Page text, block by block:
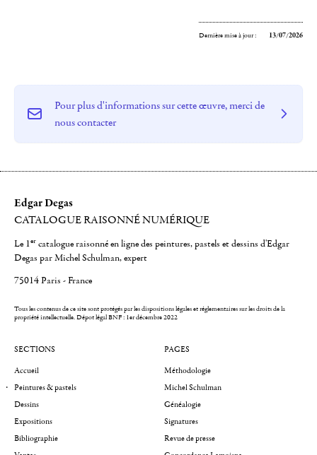
Dernière mise à jour : 13/07/2026
Pour plus d'informations sur cette œuvre, merci de
nous contacter
Edgar Degas
CATALOGUE RAISONNÉ NUMÉRIQUE
Le 1er catalogue raisonné en ligne des peintures, pastels et dessins d'Edgar
Degas par Michel Schulman, expert
75014 Paris - France
Tous les contenus de ce site sont protégés par les dispositions légales et réglementaires sur les droits de la
propriété intellectuelle.Dépot légal BNF : 1er décembre 2022
SECTIONS
Accueil
Peintures & pastels
Dessins
Expositions
Bibliographie
PAGES
Méthodologie
Michel Schulman
Généalogie
Signatures
Revue de presse